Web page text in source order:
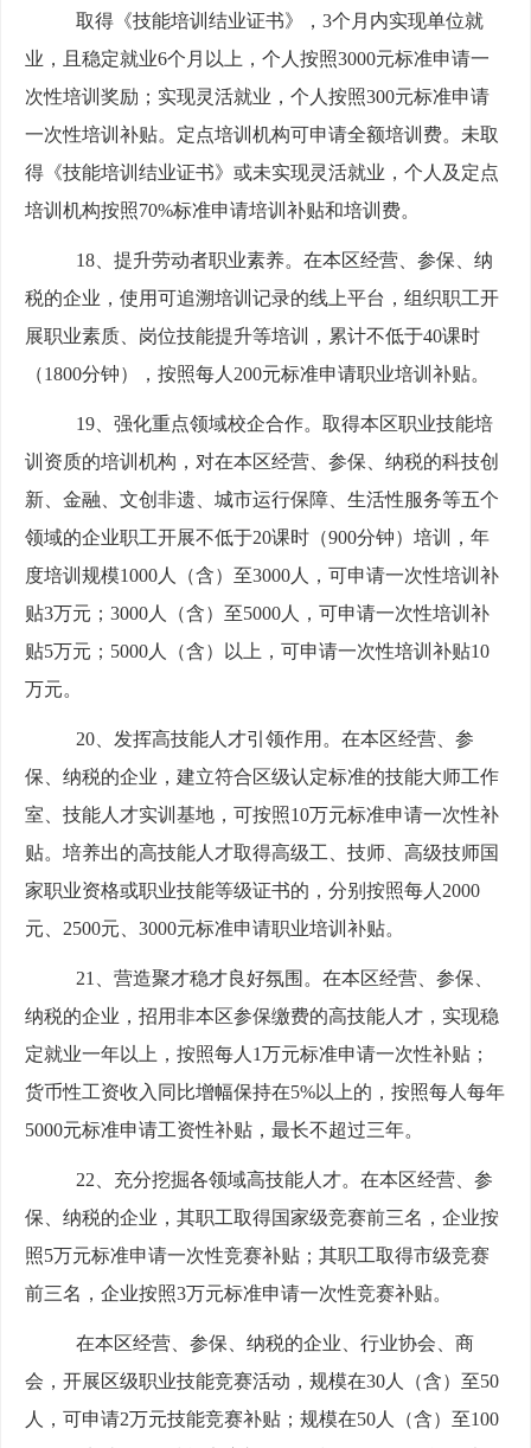
取得《技能培训结业证书》，3个月内实现单位就
业，且稳定就业6个月以上，个人按照3000元标准申请一
次性培训奖励；实现灵活就业，个人按照300元标准申请
一次性培训补贴。定点培训机构可申请全额培训费。未取
得《技能培训结业证书》或未实现灵活就业，个人及定点
培训机构按照70%标准申请培训补贴和培训费。
18、提升劳动者职业素养。在本区经营、参保、纳
税的企业，使用可追溯培训记录的线上平台，组织职工开
展职业素质、岗位技能提升等培训，累计不低于40课时
（1800分钟），按照每人200元标准申请职业培训补贴。
19、强化重点领域校企合作。取得本区职业技能培
训资质的培训机构，对在本区经营、参保、纳税的科技创
新、金融、文创非遗、城市运行保障、生活性服务等五个
领域的企业职工开展不低于20课时（900分钟）培训，年
度培训规模1000人（含）至3000人，可申请一次性培训补
贴3万元；3000人（含）至5000人，可申请一次性培训补
贴5万元；5000人（含）以上，可申请一次性培训补贴10
万元。
20、发挥高技能人才引领作用。在本区经营、参
保、纳税的企业，建立符合区级认定标准的技能大师工作
室、技能人才实训基地，可按照10万元标准申请一次性补
贴。培养出的高技能人才取得高级工、技师、高级技师国
家职业资格或职业技能等级证书的，分别按照每人2000
元、2500元、3000元标准申请职业培训补贴。
21、营造聚才稳才良好氛围。在本区经营、参保、
纳税的企业，招用非本区参保缴费的高技能人才，实现稳
定就业一年以上，按照每人1万元标准申请一次性补贴；
货币性工资收入同比增幅保持在5%以上的，按照每人每年
5000元标准申请工资性补贴，最长不超过三年。
22、充分挖掘各领域高技能人才。在本区经营、参
保、纳税的企业，其职工取得国家级竞赛前三名，企业按
照5万元标准申请一次性竞赛补贴；其职工取得市级竞赛
前三名，企业按照3万元标准申请一次性竞赛补贴。
在本区经营、参保、纳税的企业、行业协会、商
会，开展区级职业技能竞赛活动，规模在30人（含）至50
人，可申请2万元技能竞赛补贴；规模在50人（含）至100